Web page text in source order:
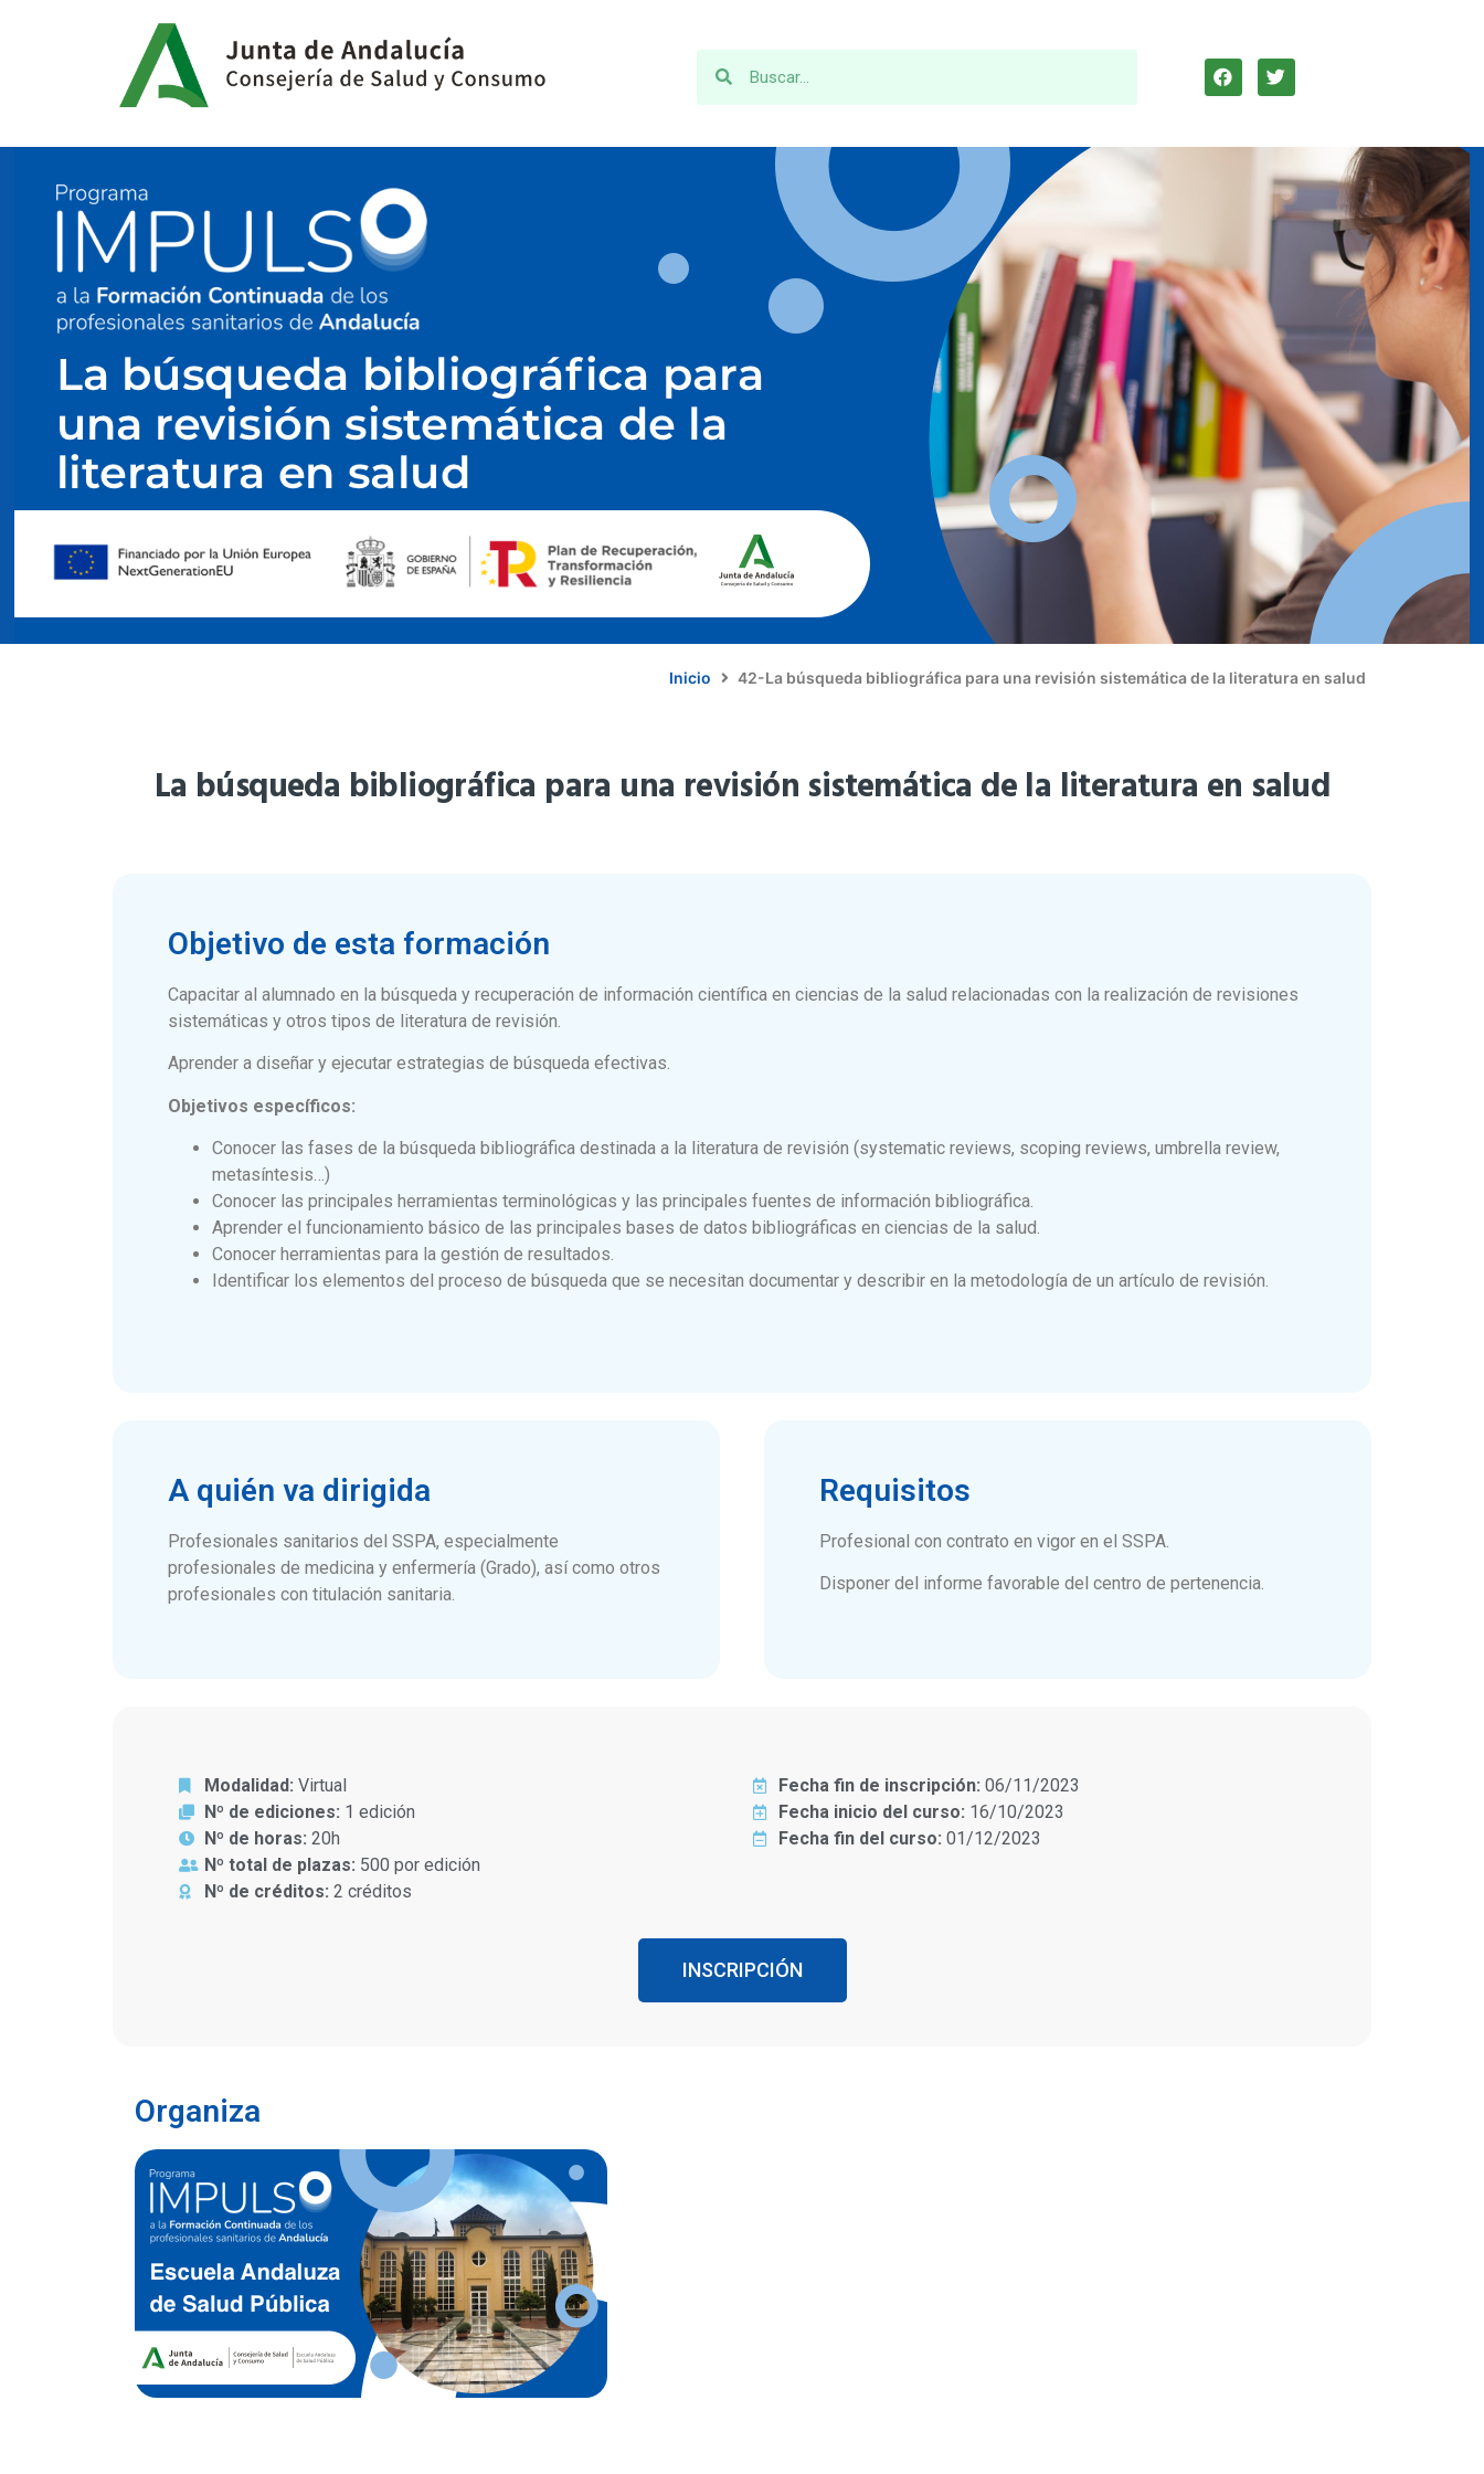
Inicio 42-La búsqueda bibliográfica para una revisión sistemática de la literatura en salud
La búsqueda bibliográfica para una revisión sistemática de la literatura en salud
Objetivo de esta formación
Capacitar al alumnado en la búsqueda y recuperación de información científica en ciencias de la salud relacionadas con la realización de revisiones
sistemáticas y otros tipos de literatura de revisión.
Aprender a diseñar y ejecutar estrategias de búsqueda efectivas.
Objetivos específicos:
Conocer las fases de la búsqueda bibliográfica destinada a la literatura de revisión (systematic reviews, scoping reviews, umbrella review,
metasíntesis…)
Conocer las principales herramientas terminológicas y las principales fuentes de información bibliográfica.
Aprender el funcionamiento básico de las principales bases de datos bibliográficas en ciencias de la salud.
Conocer herramientas para la gestión de resultados.
Identificar los elementos del proceso de búsqueda que se necesitan documentar y describir en la metodología de un artículo de revisión.
A quién va dirigida
Profesionales sanitarios del SSPA, especialmente
profesionales de medicina y enfermería (Grado), así como otros
profesionales con titulación sanitaria.
Requisitos
Profesional con contrato en vigor en el SSPA.
Disponer del informe favorable del centro de pertenencia.
Modalidad: Virtual
Nº de ediciones: 1 edición
Nº de horas: 20h
Nº total de plazas: 500 por edición
Nº de créditos: 2 créditos
Fecha fin de inscripción: 06/11/2023
Fecha inicio del curso: 16/10/2023
Fecha fin del curso: 01/12/2023
INSCRIPCIÓN
Organiza